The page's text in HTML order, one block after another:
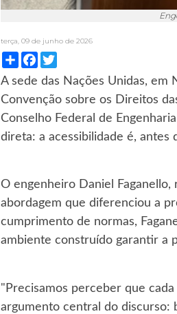
terça, 09 de junho de 2026
Compartilhar
Facebook
A sede das Nações Unidas, em
Convenção sobre os Direitos
Conselho Federal de
direta: a acessibilidade é,
O engenheiro Daniel
abordagem que diferenciou a
cumprimento de normas,
ambiente construído garantir a
"Precisamos perceber que
argumento central do discurso: